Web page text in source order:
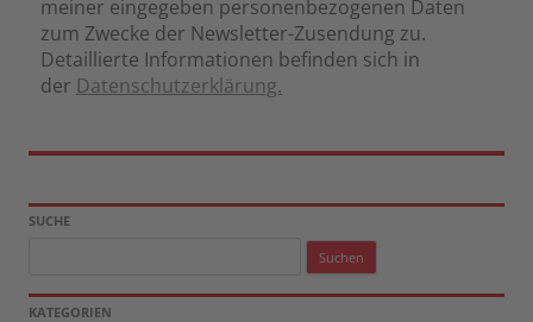
meiner eingegeben personenbezogenen Daten
zum Zwecke der Newsletter-Zusendung zu.
Detaillierte Informationen befinden sich in
der Datenschutzerklärung.
SUCHE
KATEGORIEN